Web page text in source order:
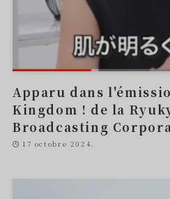
Apparu dans
Kingdom ! de la
Broadcasting
17 octobre 2024.